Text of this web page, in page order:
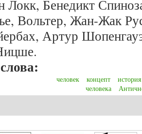
Локк, Бенедикт
Вольтер, Жан-Жак
Артур
человек концепт
человека